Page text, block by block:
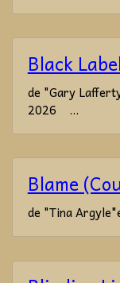
Black
de "Gary
2026 ...
Blame
de "Tina